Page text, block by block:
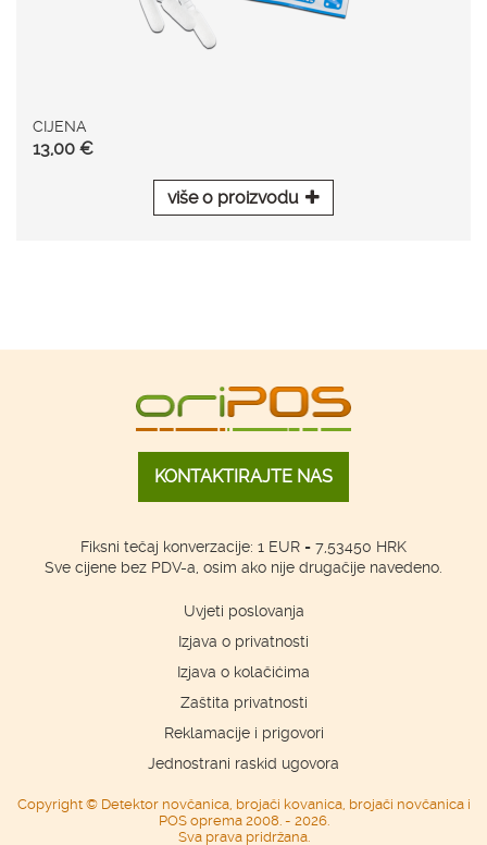
CIJENA
13,00 €
više o proizvodu
KONTAKTIRAJTE NAS
Fiksni tečaj konverzacije: 1 EUR = 7,53450 HRK
Sve cijene bez PDV-a, osim ako nije drugačije navedeno.
Uvjeti poslovanja
Izjava o privatnosti
Izjava o kolačićima
Zaštita privatnosti
Reklamacije i prigovori
Jednostrani raskid ugovora
Copyright © Detektor novčanica, brojači kovanica, brojači novčanica i
POS oprema 2008. - 2026.
Sva prava pridržana.